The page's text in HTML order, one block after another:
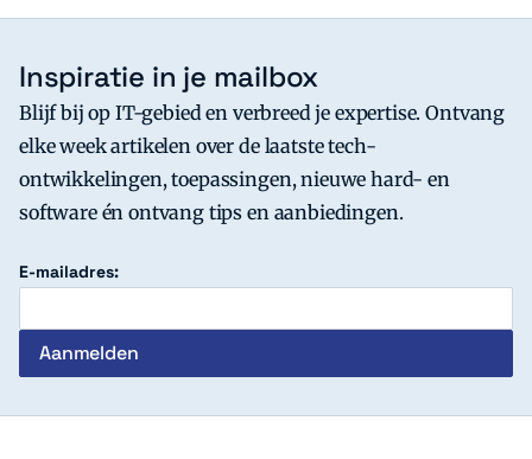
Inspiratie in je mailbox
Blijf bij op IT-gebied en verbreed je expertise. Ontvang
elke week artikelen over de laatste tech-
ontwikkelingen, toepassingen, nieuwe hard- en
software én ontvang tips en aanbiedingen.
E-mailadres: